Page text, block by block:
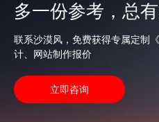
多一份参考，总
联系沙漠风，免费获得专属定制
计、网站制作报价
立即咨询